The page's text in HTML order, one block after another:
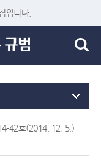
입니다.
42호(2014. 12. 5.)